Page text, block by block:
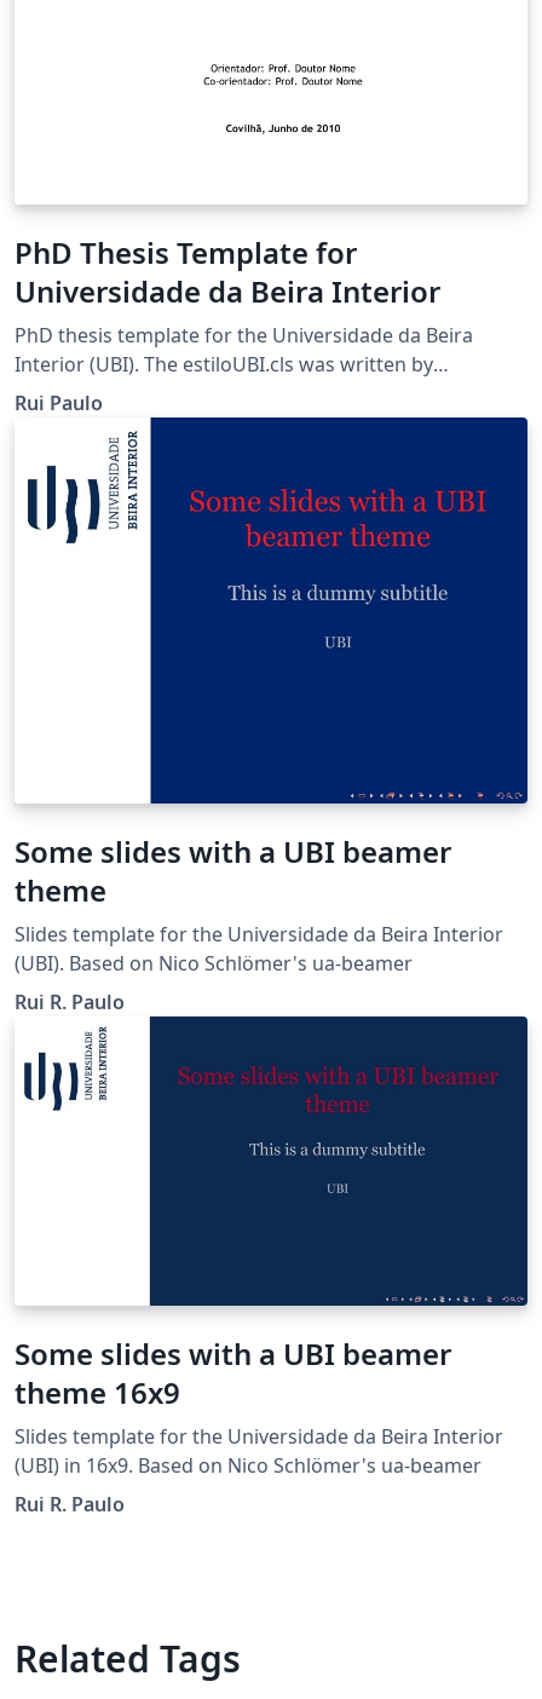
PhD Thesis Template for
Universidade da Beira Interior
PhD thesis template for the Universidade da Beira
Interior (UBI). The estiloUBI.cls was written by
volunteers of the UBI. The template is available in the
language (English/Portuguese). The thesis template for
the writing in LaTeX in the Universidade da Beira
Interior, following the principal order nº 49 / R / 2010
Version 2.2 - 2016/06/01 For more information please
Rui Paulo
Some slides with a UBI beamer
theme
Slides template for the Universidade da Beira Interior
(UBI). Based on Nico Schlömer's ua-beamer
Rui R. Paulo
Some slides with a UBI beamer
theme 16x9
Slides template for the Universidade da Beira Interior
(UBI) in 16x9. Based on Nico Schlömer's ua-beamer
Rui R. Paulo
Related Tags